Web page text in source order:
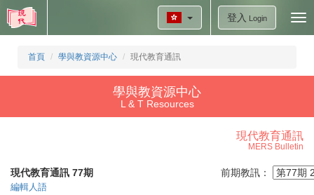
登入 Login
首頁 學與教資源中心 現代教育通訊
學與教資源中心
L & T Resources
現代教育通訊
MERS Bulletin
現代教育通訊 77期 前期教訊：
編輯人語